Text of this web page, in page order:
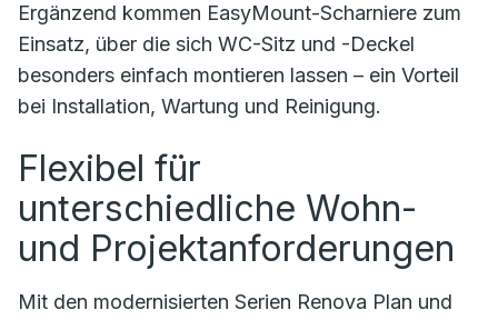
Ergänzend kommen EasyMount-Scharniere zum
Einsatz, über die sich WC-Sitz und -Deckel
besonders einfach montieren lassen – ein Vorteil
bei Installation, Wartung und Reinigung.
Flexibel für
unterschiedliche Wohn-
und Projektanforderungen
Mit den modernisierten Serien Renova Plan und